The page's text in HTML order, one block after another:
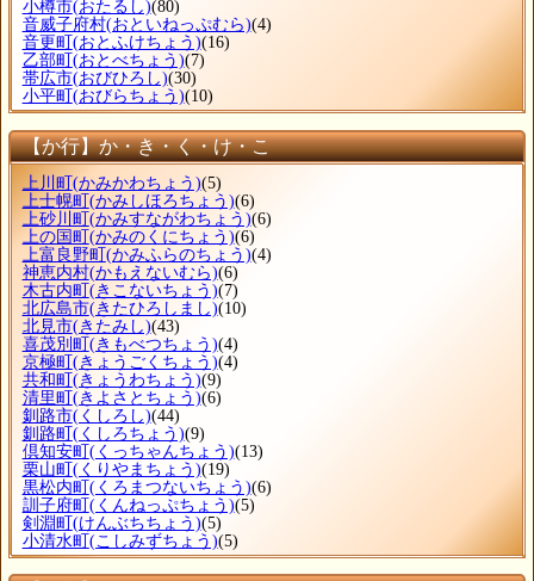
小樽市(おたるし)(80)
音威子府村(おといねっぷむら)(4)
音更町 (おとふけちょう)(16)
乙部町 (おとべちょう)(7)
帯広市(おびひろし)(30)
小平町 (おびらちょう)(10)
【か行】か・き・く・け・こ
上川町 (かみかわちょう)(5)
上士幌町 (かみしほろちょう)(6)
上砂川町 (かみすながわちょう)(6)
上の国町 (かみのくにちょう)(6)
上富良野町 (かみふらのちょう)(4)
神恵内村(かもえないむら)(6)
木古内町 (きこないちょう)(7)
北広島市(きたひろしまし)(10)
北見市(きたみし)(43)
喜茂別町 (きもべつちょう)(4)
京極町 (きょうごくちょう)(4)
共和町 (きょうわちょう)(9)
清里町 (きよさとちょう)(6)
釧路市(くしろし)(44)
釧路町 (くしろちょう)(9)
倶知安町 (くっちゃんちょう)(13)
栗山町 (くりやまちょう)(19)
黒松内町 (くろまつないちょう)(6)
訓子府町 (くんねっぷちょう)(5)
剣淵町 (けんぶちちょう)(5)
小清水町 (こしみずちょう)(5)